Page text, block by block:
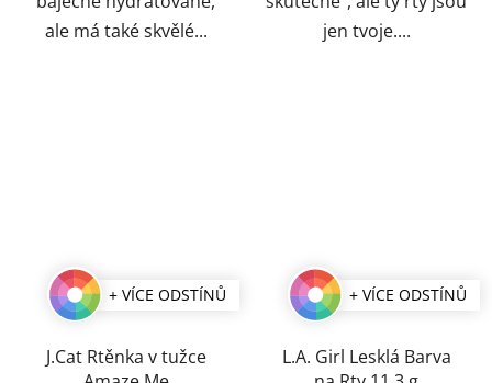
ale má také skvělé...
jen tvoje....
+ VÍCE ODSTÍNŮ
J.Cat Rtěnka v tužce
+ VÍCE ODSTÍNŮ
L.A. Girl Lesklá Barva